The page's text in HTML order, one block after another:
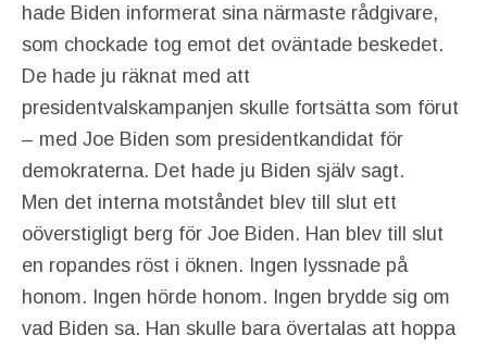
hade Biden informerat sina närmaste rådgivare,
som chockade tog emot det oväntade beskedet.
De hade ju räknat med att
presidentvalskampanjen skulle fortsätta som förut
– med Joe Biden som presidentkandidat för
demokraterna. Det hade ju Biden själv sagt.
Men det interna motståndet blev till slut ett
oöverstigligt berg för Joe Biden. Han blev till slut
en ropandes röst i öknen. Ingen lyssnade på
honom. Ingen hörde honom. Ingen brydde sig om
vad Biden sa. Han skulle bara övertalas att hoppa